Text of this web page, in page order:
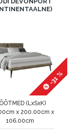
-31 %
(LxSxK)
x 200.00cm x
106.00cm